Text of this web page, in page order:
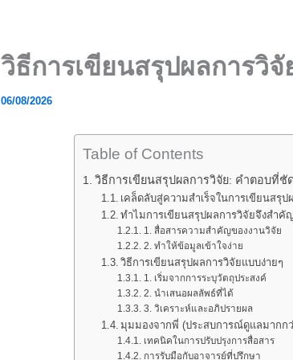
วิธีการเขียนสรุปผลการวิ
06/08/2026
Table of Contents
วิธีการเขียนสรุปผลการวิจัย: คำตอบที่ชั
เคล็ดลับสู่ความสำเร็จในการเขียนสรุ
ทำไมการเขียนสรุปผลการวิจัยจึงสำคั
1. สื่อสารความสำคัญของงานวิจัย
2. ทำให้ข้อมูลเข้าใจง่าย
วิธีการเขียนสรุปผลการวิจัยแบบง่ายๆ
1. เริ่มจากการระบุวัตถุประสงค์
2. นำเสนอผลลัพธ์ที่ได้
3. วิเคราะห์และอภิปรายผล
มุมมองจากพี่ (ประสบการณ์ดูแลมากกว่
เทคนิคในการปรับปรุงการสื่อสาร
การรับมือกับอาจารย์ที่ปรึกษา